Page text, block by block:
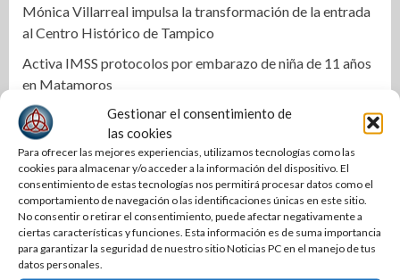
Gestionar el consentimiento de
las cookies
Para ofrecer las mejores experiencias, utilizamos tecnologías como las
cookies para almacenar y/o acceder a la información del dispositivo. El
consentimiento de estas tecnologías nos permitirá procesar datos como el
comportamiento de navegación o las identificaciones únicas en este sitio.
No consentir o retirar el consentimiento, puede afectar negativamente a
ciertas características y funciones. Esta información es de suma importancia
para garantizar la seguridad de nuestro sitio Noticias PC en el manejo de tus
datos personales.
Mónica Villarreal impulsa la transformación de la entrada
al Centro Histórico de Tampico
Activa IMSS protocolos por embarazo de niña de 11 años
en Matamoros
Cabalgata une a los pueblos: Olga Sosa en el 399
aniversario de Palmillas
Alertan por clima extremo en Tamaulipas
Mejora COMAPA Altamira red sanitaria en colonia Lázaro
Cárdenas
Fortalece Armando Martínez infraestructura educativa en
Altamira